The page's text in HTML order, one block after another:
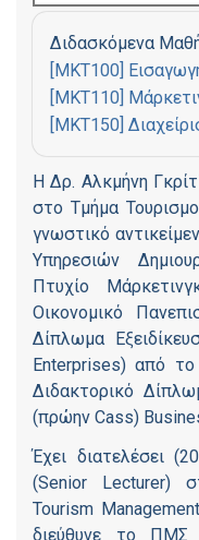
Διδασκόμενα
[MKT100]
[MKT110]
[MKT150]
Η Δρ. Αλκμήνη
στο Τμήμα
γνωστικό
Υπηρεσιών
Πτυχίο
Οικονομικό
Δίπλωμα
Enterprises) από
Διδακτορικό
(πρώην Cass)
Έχει διατελέσει
(Senior Lecturer)
Tourism
διεύθυνε το ΠΜΣ